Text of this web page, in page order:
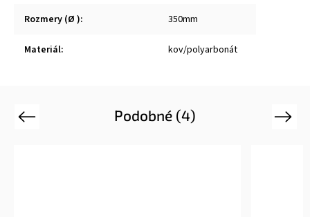
Rozmery (Ø ): 350mm
Materiál: kov/polyarbonát
Podobné (4)
Previous Next